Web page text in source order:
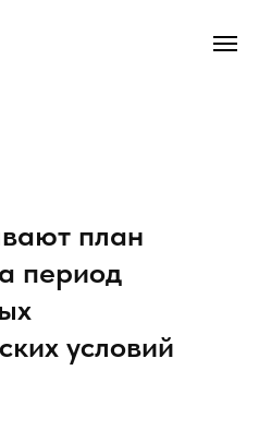
план
период
условий